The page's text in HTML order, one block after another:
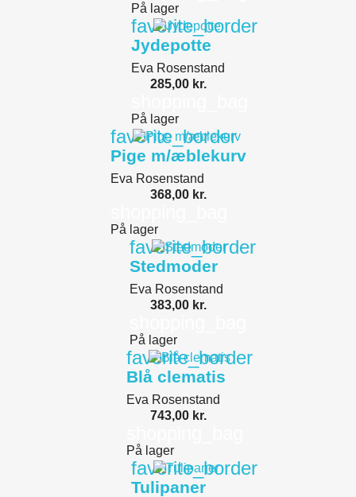
På lager
favorite_border
Jydepotte
Eva Rosenstand
285,00 kr.
På lager
favorite_border
Pige m/æblekurv
Eva Rosenstand
368,00 kr.
På lager
favorite_border
Stedmoder
Eva Rosenstand
383,00 kr.
På lager
favorite_border
Blå clematis
Eva Rosenstand
743,00 kr.
På lager
favorite_border
Tulipaner